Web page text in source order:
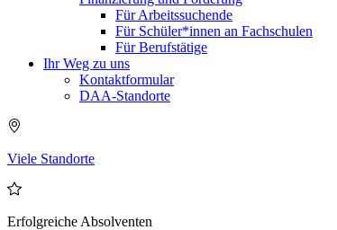
Für Arbeitssuchende
Für Schüler*innen an Fachschulen
Für Berufstätige
Ihr Weg zu uns
Kontaktformular
DAA-Standorte
Viele Standorte
Erfolgreiche Absolventen